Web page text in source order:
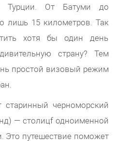
Турции. От Батуми до
лишь 15 километров. Так
хотя бы один день
страну? Тем
простой визовый режим
старинный черноморский
— столицf одноименной
Это путешествие поможет